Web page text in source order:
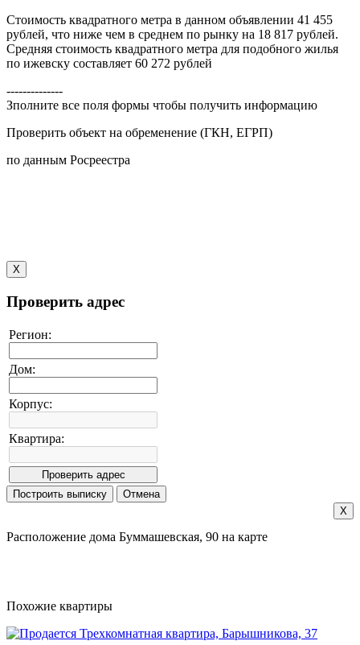
Стоимость квадратного метра в данном объявлении 41 455
рублей, что ниже чем в среднем по рынку на 18 817 рублей.
Средняя стоимость квадратного метра для подобного жилья
по ижевску составляет 60 272 рублей
--------------
Зполните все поля формы чтобы получить информацию
Проверить объект на обременение (ГКН, ЕГРП)
по данным Росреестра
X
Проверить адрес
Регион:
Дом:
Корпус:
Квартира:
X
Расположение дома Буммашевская, 90 на карте
Похожие квартиры